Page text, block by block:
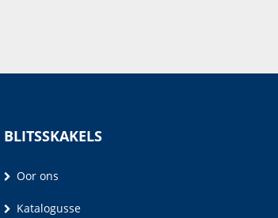
BLITSSKAKELS
Oor ons
Katalogusse